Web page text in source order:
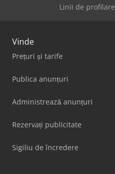
Linii de profilare
Vinde
Prețuri și tarife
Publica anunțuri
Administrează anunțuri
Rezervați publicitate
Sigiliu de încredere